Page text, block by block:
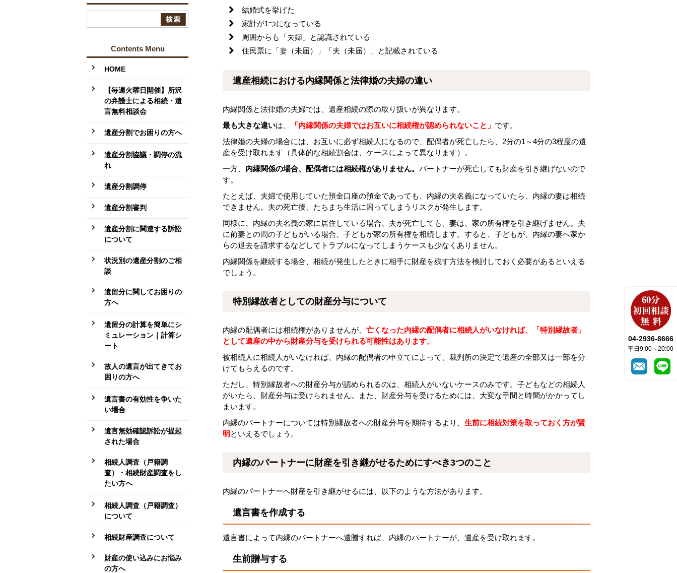
結婚式を挙げた
家計が1つになっている
周囲からも「夫婦」と認識されている
住民票に「妻（未届）」「夫（未届）」と記載されている
遺産相続における内縁関係と法律婚の夫婦の違い
内縁関係と法律婚の夫婦では、遺産相続の際の取り扱いが異なります。
最も大きな違いは、 「内縁関係の夫婦ではお互いに相続権が認められないこと」 です。
法律婚の夫婦の場合には、お互いに必ず相続人になるので、配偶者が死亡したら、2分の1～4分の3程度の遺
産を受け取れます（具体的な相続割合は、ケースによって異なります）。
一方、 内縁関係の場合、配偶者には相続権がありません。 パートナーが死亡しても財産を引き継げないので
す。
たとえば、夫婦で使用していた預金口座の預金であっても、内縁の夫名義になっていたら、内縁の妻は相続
できません。夫の死亡後、たちまち生活に困ってしまうリスクが発生します。
同様に、内縁の夫名義の家に居住している場合、夫が死亡しても、妻は、家の所有権を引き継げません。夫
に前妻との間の子どもがいる場合、子どもが家の所有権を相続します。すると、子どもが、内縁の妻へ家か
らの退去を請求するなどしてトラブルになってしまうケースも少なくありません。
内縁関係を継続する場合、相続が発生したときに相手に財産を残す方法を検討しておく必要があるといえる
でしょう。
特別縁故者としての財産分与について
内縁の配偶者には相続権がありませんが、 亡くなった内縁の配偶者に相続人がいなければ、「特別縁故者」
として遺産の中から財産分与を受けられる可能性はあります。
被相続人に相続人がいなければ、内縁の配偶者の申立てによって、裁判所の決定で遺産の全部又は一部を分
けてもらえるのです。
ただし、特別縁故者への財産分与が認められるのは、相続人がいないケースのみです。子どもなどの相続人
がいたら、財産分与は受けられません。また、財産分与を受けるためには、大変な手間と時間がかかってし
まいます。
内縁のパートナーについては特別縁故者への財産分与を期待するより、 生前に相続対策を取っておく方が賢
明 といえるでしょう。
内縁のパートナーに財産を引き継がせるためにすべき3つのこと
内縁のパートナーへ財産を引き継がせるには、以下のような方法があります。
遺言書を作成する
遺言書によって内縁のパートナーへ遺贈すれば、内縁のパートナーが、遺産を受け取れます。
生前贈与する
Contents Menu
HOME
【毎週火曜日開催】所沢
の弁護士による相続・遺
言無料相談会
遺産分割でお困りの方へ
遺産分割協議・調停の流
れ
遺産分割調停
遺産分割審判
遺産分割に関連する訴訟
について
状況別の遺産分割のご相
談
遺留分に関してお困りの
方へ
遺留分の計算を簡単にシ
ミュレーション｜計算シ
ート
故人の遺言が出てきてお
困りの方へ
遺言書の有効性を争いた
い場合
遺言無効確認訴訟が提起
された場合
相続人調査（戸籍調
査）・相続財産調査をし
たい方へ
相続人調査（戸籍調査）
について
相続財産調査について
財産の使い込みにお悩み
の方へ
04-2936-8666
平日9:00～20:00